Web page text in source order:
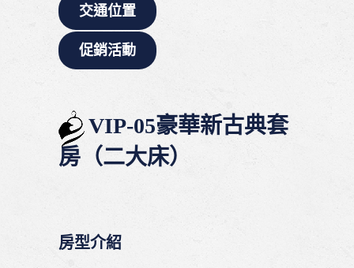
交通位置
促銷活動
VIP-05豪華新古典套
房（二大床）
房型介紹